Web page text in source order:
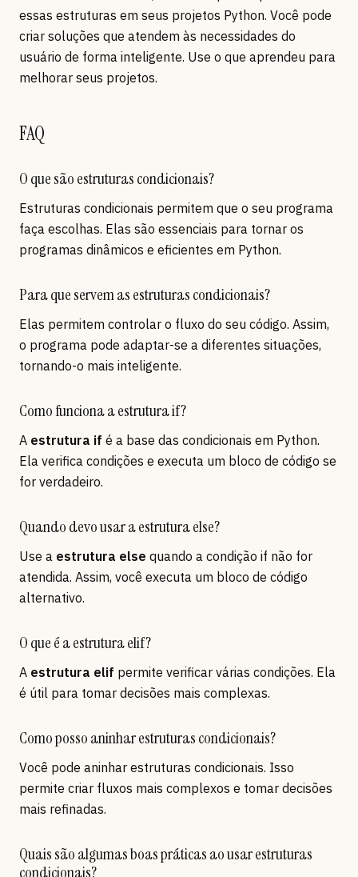
essas estruturas em seus projetos Python. Você pode
criar soluções que atendem às necessidades do
usuário de forma inteligente. Use o que aprendeu para
melhorar seus projetos.
FAQ
O que são estruturas condicionais?
Estruturas condicionais permitem que o seu programa
faça escolhas. Elas são essenciais para tornar os
programas dinâmicos e eficientes em Python.
Para que servem as estruturas condicionais?
Elas permitem controlar o fluxo do seu código. Assim,
o programa pode adaptar-se a diferentes situações,
tornando-o mais inteligente.
Como funciona a estrutura if?
A estrutura if é a base das condicionais em Python.
Ela verifica condições e executa um bloco de código se
for verdadeiro.
Quando devo usar a estrutura else?
Use a estrutura else quando a condição if não for
atendida. Assim, você executa um bloco de código
alternativo.
O que é a estrutura elif?
A estrutura elif permite verificar várias condições. Ela
é útil para tomar decisões mais complexas.
Como posso aninhar estruturas condicionais?
Você pode aninhar estruturas condicionais. Isso
permite criar fluxos mais complexos e tomar decisões
mais refinadas.
Quais são algumas boas práticas ao usar estruturas
condicionais?